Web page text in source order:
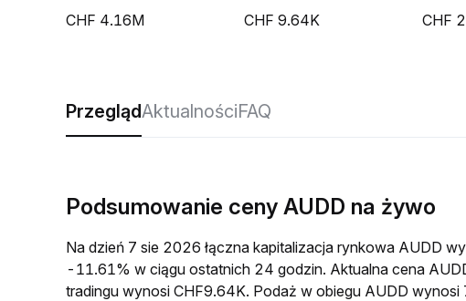
4.16M 9.64K
PrzeglądAktualnościFAQ
Podsumowanie ceny AUDD na żywo
Na dzień 7 sie 2026 łączna kapitalizacja rynkowa AUDD
-11.61% w ciągu ostatnich 24 godzin. Aktualna cena
tradingu wynosi CHF9.64K. Podaż w obiegu AUDD